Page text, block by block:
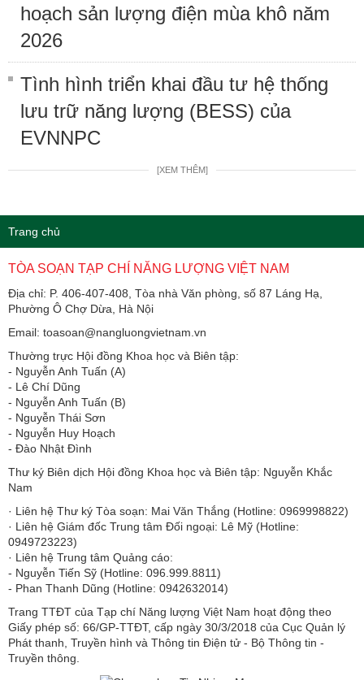
hoạch sản lượng điện mùa khô năm
2026
Tình hình triển khai đầu tư hệ thống
lưu trữ năng lượng (BESS) của
EVNNPC
[XEM THÊM]
Trang chủ
TÒA SOẠN TẠP CHÍ NĂNG LƯỢNG VIỆT NAM
Địa chỉ: P. 406-407-408, Tòa nhà Văn phòng, số 87 Láng Hạ,
Phường Ô Chợ Dừa, Hà Nội
Email: toasoan@nangluongvietnam.vn
Thường trực Hội đồng Khoa học và Biên tập:
​​​​​​- Nguyễn Anh Tuấn (A)
- Lê Chí Dũng
- Nguyễn Anh Tuấn (B)
- Nguyễn Thái Sơn
- Nguyễn Huy Hoạch
- Đào Nhật Đình
Thư ký Biên dịch Hội đồng Khoa học và Biên tập: Nguyễn Khắc
Nam
· Liên hệ Thư ký Tòa soạn: Mai Văn Thắng (Hotline: 0969998822)
· Liên hệ Giám đốc Trung tâm Đối ngoại: Lê Mỹ (Hotline:
0949723223)
· Liên hệ Trung tâm Quảng cáo:
- Nguyễn Tiến Sỹ (Hotline: 096.999.8811)
- Phan Thanh Dũng (Hotline: 0942632014)
Trang TTĐT của Tạp chí Năng lượng Việt Nam hoạt động theo
Giấy phép số: 66/GP-TTĐT, cấp ngày 30/3/2018 của Cục Quản lý
Phát thanh, Truyền hình và Thông tin Điện tử - Bộ Thông tin -
Truyền thông.